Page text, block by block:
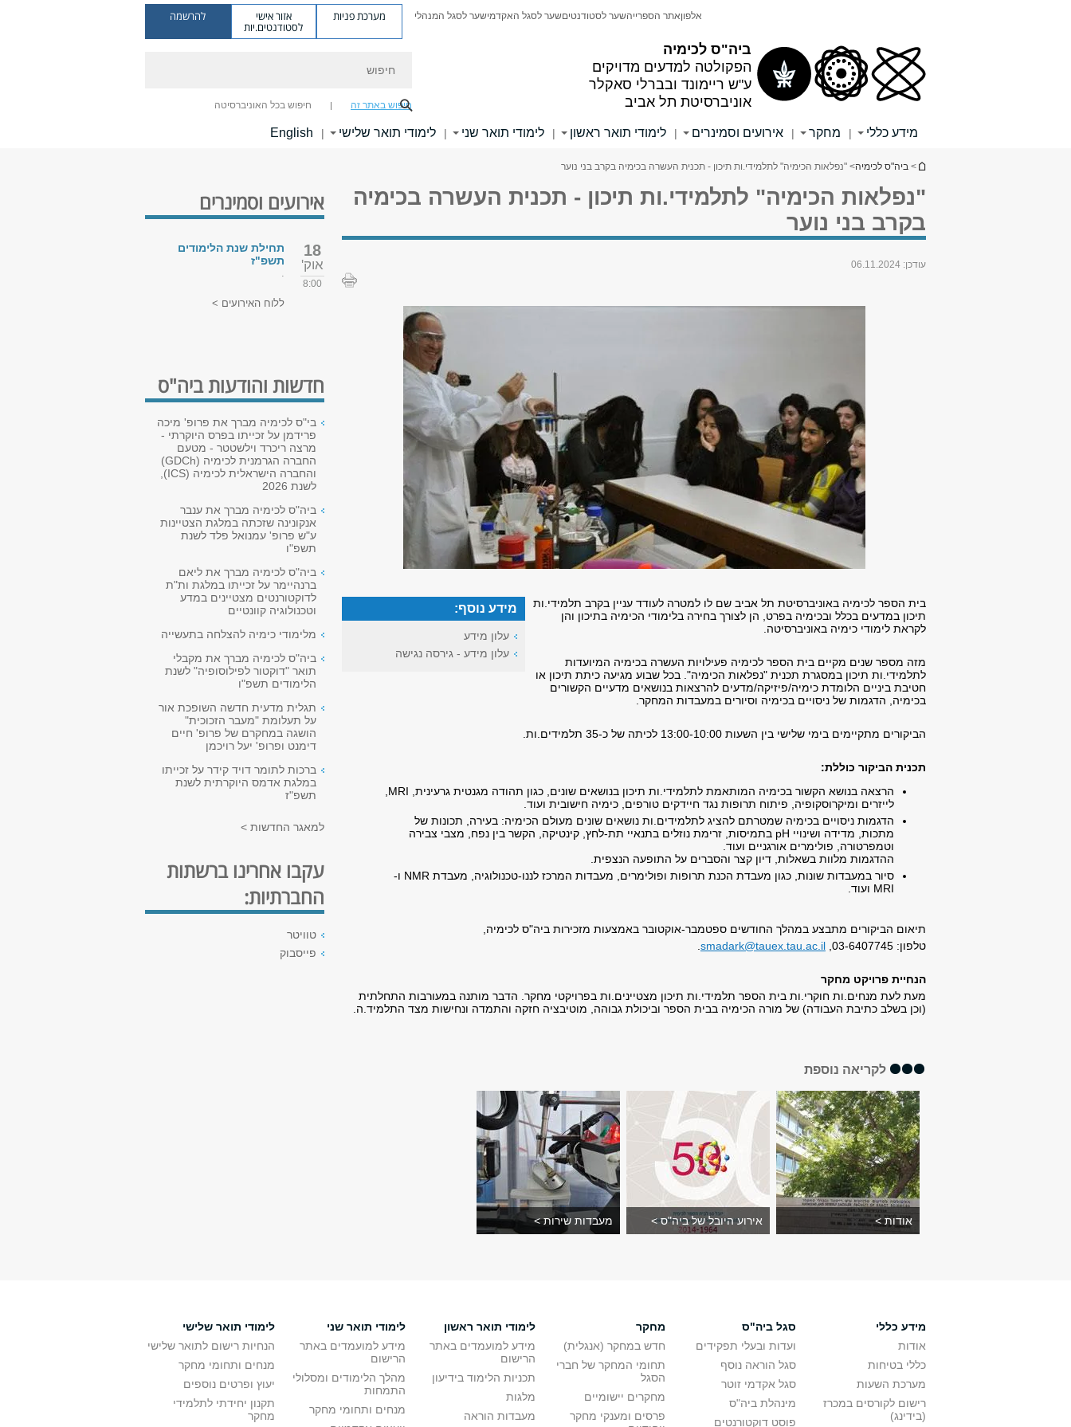
ביה"ס לכימיה
הפקולטה למדעים מדויקים
ע"ש ריימונד ובברלי סאקלר
אוניברסיטת תל אביב
אלפוןאתר הספרייהשער לסטודנטיםשער לסגל האקדמישער לסגל המנהלי מערכת פניות אזור אישי
לסטודנטים.יות
להרשמה
חיפוש באתר זה חיפוש בכל האוניברסיטה
מידע כללי | מחקר | אירועים וסמינרים | לימודי תואר ראשון | לימודי תואר שני | לימודי תואר שלישי |
English
הינך נמצא כאן
> ביה"ס לכימיה> "נפלאות הכימיה" לתלמידי.ות תיכון - תכנית העשרה בכימיה בקרב בני נוער
"נפלאות הכימיה" לתלמידי.ות תיכון - תכנית העשרה בכימיה
בקרב בני נוער
עודכן: 06.11.2024
מידע נוסף:
עלון מידע
עלון מידע - גירסה נגישה
בית הספר לכימיה באוניברסיטת תל אביב שם לו למטרה לעודד עניין בקרב תלמידי.ות
תיכון במדעים בכלל ובכימיה בפרט, הן לצורך בחירה בלימודי הכימיה בתיכון והן
לקראת לימודי כימיה באוניברסיטה.
מזה מספר שנים מקיים בית הספר לכימיה פעילויות העשרה בכימיה המיועדות
לתלמידי.ות תיכון במסגרת תכנית "נפלאות הכימיה". בכל שבוע מגיעה כיתת תיכון או
חטיבת ביניים הלומדת כימיה/פיזיקה/מדעים להרצאות בנושאים מדעיים הקשורים
בכימיה, הדגמות של ניסויים בכימיה וסיורים במעבדות המחקר.
הביקורים מתקיימים בימי שלישי בין השעות 13:00-10:00 לכיתה של כ-35 תלמידים.ות.
תכנית הביקור כוללת:
לייזרים ומיקרוסקופיה, פיתוח תרופות נגד חיידקים טורפים, כימיה חישובית ועוד.
הדגמות ניסויים בכימיה שמטרתם להציג לתלמידים.ות נושאים שונים מעולם הכימיה: בעירה, תכונות של
מתכות, מדידה ושינויי pH בתמיסות, זרימת נוזלים בתנאיי תת-לחץ, קינטיקה, הקשר בין נפח, מצבי צבירה
וטמפרטורה, פולימרים אורגניים ועוד.
​ההדגמות מלוות בשאלות, דיון קצר והסברים על התופעה הנצפית.
סיור במעבדות שונות, כגון מעבדת הכנת תרופות ופולימרים, מעבדות המרכז לננו-טכנולוגיה, מעבדת NMR ו-
MRI ועוד.
תיאום הביקורים מתבצע במהלך החודשים ספטמבר-אוקטובר באמצעות מזכירות ביה"ס לכימיה,
טלפון: 03-6407745,
smadark@tauex.tau.ac.il
הנחיית פרויקט מחקר
מעת לעת מנחים.ות חוקרי.ות בית הספר תלמידי.ות תיכון מצטיינים.ות בפרויקטי מחקר. הדבר מותנה במעורבות התחלתית
(וכן בשלב כתיבת העבודה) של מורה הכימיה בבית הספר וביכולת גבוהה, מוטיבציה חזקה והתמדה ונחישות מצד התלמיד.ה.
לקריאה נוספת
אודות > אירוע היובל של ביה"ס > מעבדות שירות >
אירועים וסמינרים
18
אוק'
8:00
תחילת שנת הלימודים
תשפ"ז
.
ללוח האירועים >
חדשות והודעות ביה"ס
בי"ס לכימיה מברך את פרופ' מיכה
פרידמן על זכייתו בפרס היוקרתי -
מרצה ריכרד וילשטטר - מטעם
החברה הגרמנית לכימיה (GDCh)
והחברה הישראלית לכימיה (ICS),
לשנת 2026
ביה"ס לכימיה מברך את ענבר
אנקונינה שזכתה במלגת הצטיינות
ע"ש פרופ' עמנואל פלד לשנת
תשפ"ו
ביה"ס לכימיה מברך את ליאם
ברנהיימר על זכייתו במלגת ות"ת
לדוקטורנטים מצטיינים במדע
וטכנולוגיה קוונטיים
מלימודי כימיה להצלחה בתעשייה
ביה"ס לכימיה מברך את מקבלי
תואר "דוקטור לפילוסופיה" לשנת
הלימודים תשפ"ו
תגלית מדעית חדשה השופכת אור
על תעלומת "מעבר הזכוכית"
הושגה במחקרם של פרופ' חיים
דימנט ופרופ' יעל רויכמן
ברכות לתומר דויד קידר על זכייתו
במלגת אדמס היוקרתית לשנת
תשפ"ז
למאגר החדשות >
עקבו אחרינו ברשתות
החברתיות:
טוויטר
פייסבוק
מידע כללי
אודות
כללי בטיחות
מערכת השעות
רישום לקורסים במכרז
(בידינג)
סגל ביה"ס
ועדות ובעלי תפקידים
סגל הוראה נוסף
סגל אקדמי זוטר
מינהלת ביה"ס
פוסט דוקטורנטים
מחקר
חדש במחקר (אנגלית)
תחומי המחקר של חברי
הסגל
מחקרים יישומיים
פרסים ומענקי מחקר
לימודי תואר ראשון
מידע למועמדים באתר
הרישום
תכניות הלימוד בידיעון
מלגות
מעבדות הוראה
לימודי תואר שני
מידע למועמדים באתר
הרישום
מהלך הלימודים ומסלולי
התמחות
מנחים ותחומי מחקר
לימודי תואר שלישי
הנחיות רישום לתואר שלישי
מנחים ותחומי מחקר
יעוץ ופרטים נוספים
תקנון יחידתי לתלמידי
מחקר